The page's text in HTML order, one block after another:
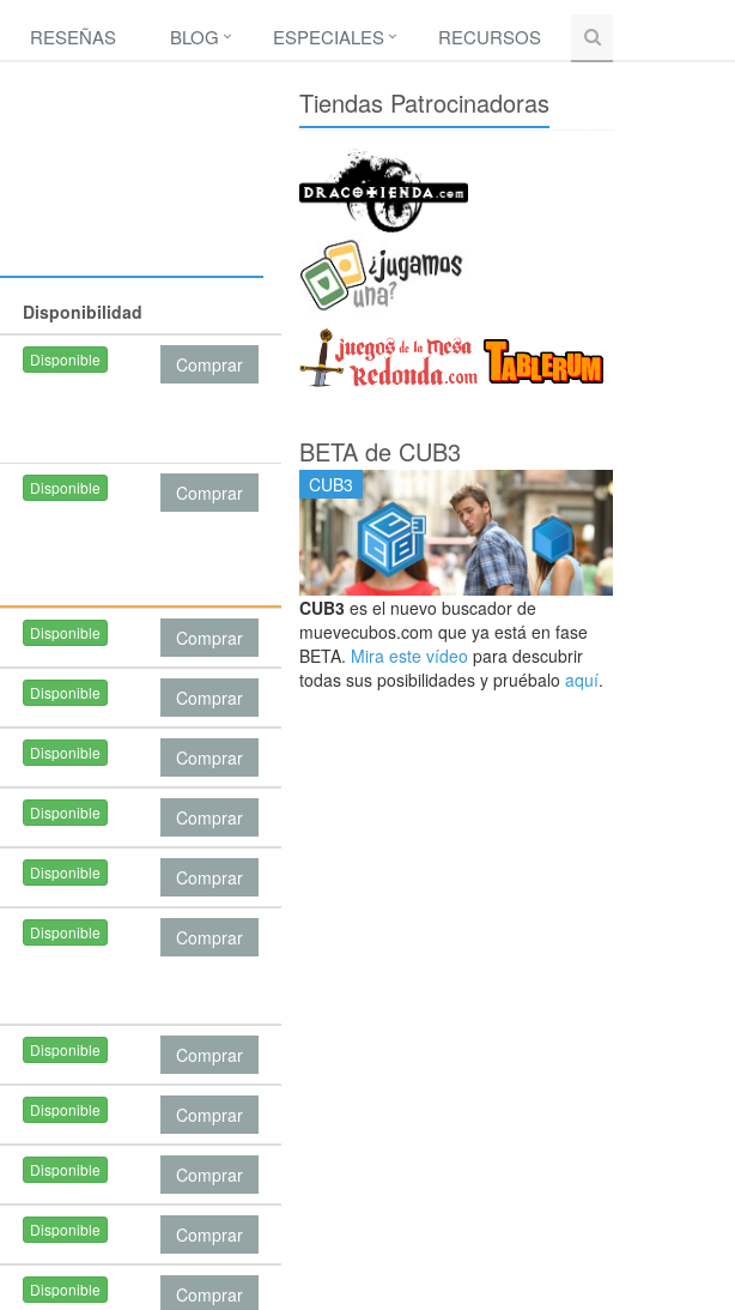
RESEÑAS BLOG ESPECIALES RECURSOS
Disponibilidad
Disponible Comprar
Disponible
Comprar
Disponible Comprar
Disponible Comprar
Disponible Comprar
Disponible Comprar
Disponible Comprar
Disponible Comprar
Disponible Comprar
Disponible Comprar
Disponible Comprar
Disponible Comprar
Disponible Comprar
Tiendas Patrocinadoras
BETA de CUB3
CUB3
CUB3es el nuevo buscador de
muevecubos.com que ya está en fase
BETA. Mira este vídeo para descubrir
todas sus posibilidades y pruébalo aquí.